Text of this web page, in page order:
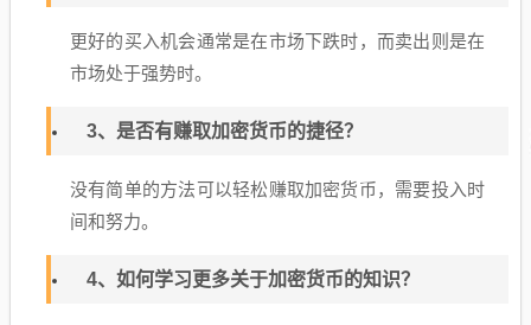
更好的买入机会通常是在市场下跌时，而卖出则是在
市场处于强势时。
3、是否有赚取加密货币的捷径？
没有简单的方法可以轻松赚取加密货币，需要投入时
间和努力。
4、如何学习更多关于加密货币的知识？